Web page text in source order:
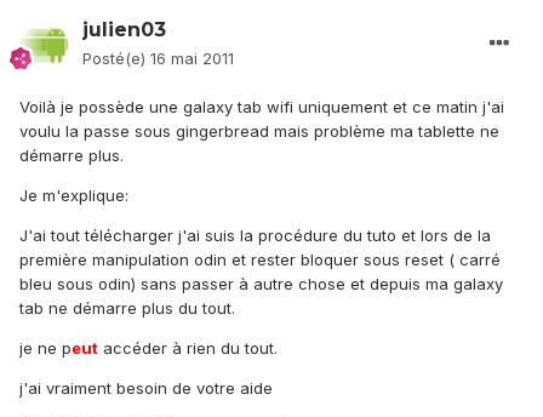
julien03
Posté(e) 16 mai 2011
Voilà je possède une galaxy tab wifi uniquement et ce matin j'ai
voulu la passe sous gingerbread mais problème ma tablette ne
démarre plus.
Je m'explique:
J'ai tout télécharger j'ai suis la procédure du tuto et lors de la
première manipulation odin et rester bloquer sous reset ( carré
bleu sous odin) sans passer à autre chose et depuis ma galaxy
tab ne démarre plus du tout.
je ne peut accéder à rien du tout.
j'ai vraiment besoin de votre aide